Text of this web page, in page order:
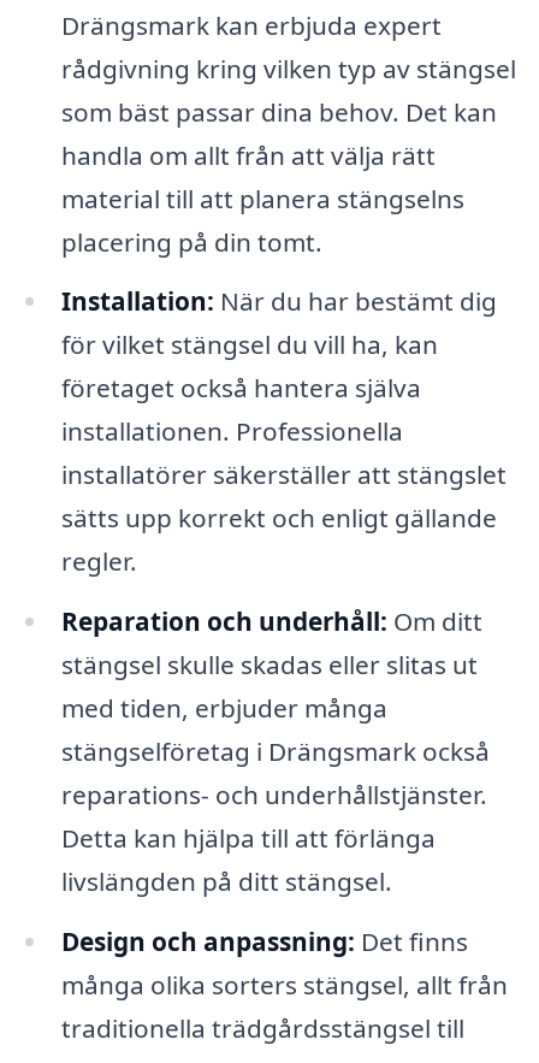
Drängsmark kan erbjuda expert
rådgivning kring vilken typ av stängsel
som bäst passar dina behov. Det kan
handla om allt från att välja rätt
material till att planera stängselns
placering på din tomt.
Installation: När du har bestämt dig
för vilket stängsel du vill ha, kan
företaget också hantera själva
installationen. Professionella
installatörer säkerställer att stängslet
sätts upp korrekt och enligt gällande
regler.
Reparation och underhåll: Om ditt
stängsel skulle skadas eller slitas ut
med tiden, erbjuder många
stängselföretag i Drängsmark också
reparations- och underhållstjänster.
Detta kan hjälpa till att förlänga
livslängden på ditt stängsel.
Design och anpassning: Det finns
många olika sorters stängsel, allt från
traditionella trädgårdsstängsel till